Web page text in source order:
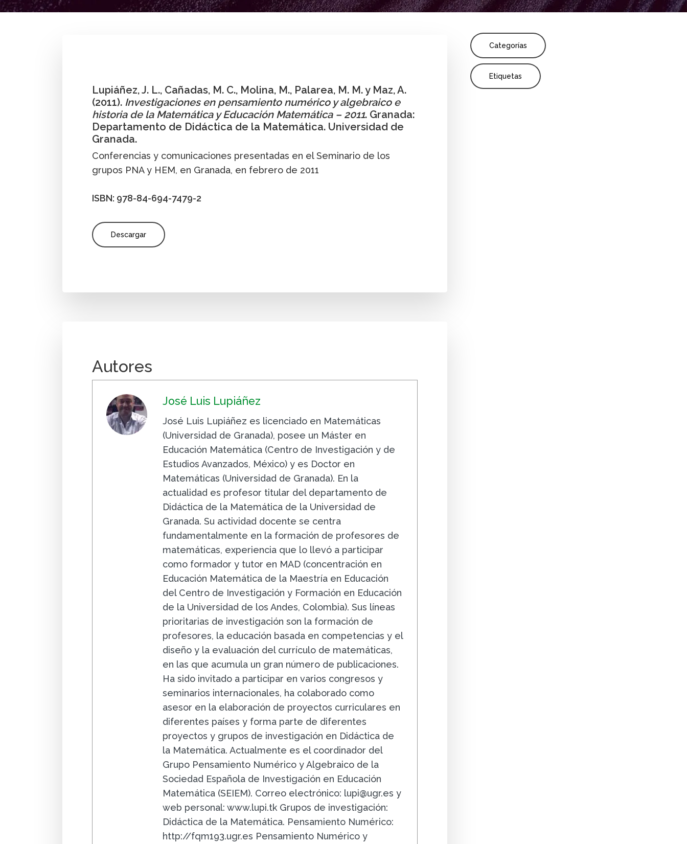
Cambio y relaciones
Lupiáñez, J. L., Cañadas, M. C., Molina, M., Palarea, M. M. y Maz, A.
(2011). Investigaciones en pensamiento numérico y algebraico e
historia de la Matemática y Educación Matemática – 2011. Granada:
Departamento de Didáctica de la Matemática. Universidad de
Granada.
Conferencias y comunicaciones presentadas en el Seminario de los
grupos PNA y HEM, en Granada, en febrero de 2011
ISBN: 978-84-694-7479-2
Descargar
Autores
José Luis Lupiáñez
José Luis Lupiáñez es licenciado en Matemáticas
(Universidad de Granada), posee un Máster en
Educación Matemática (Centro de Investigación y de
Estudios Avanzados, México) y es Doctor en
Matemáticas (Universidad de Granada). En la
actualidad es profesor titular del departamento de
Didáctica de la Matemática de la Universidad de
Granada. Su actividad docente se centra
fundamentalmente en la formación de profesores de
matemáticas, experiencia que lo llevó a participar
como formador y tutor en MAD (concentración en
Educación Matemática de la Maestría en Educación
del Centro de Investigación y Formación en Educación
de la Universidad de los Andes, Colombia). Sus líneas
prioritarias de investigación son la formación de
profesores, la educación basada en competencias y el
diseño y la evaluación del currículo de matemáticas,
en las que acumula un gran número de publicaciones.
Ha sido invitado a participar en varios congresos y
seminarios internacionales, ha colaborado como
asesor en la elaboración de proyectos curriculares en
diferentes países y forma parte de diferentes
proyectos y grupos de investigación en Didáctica de
la Matemática. Actualmente es el coordinador del
Grupo Pensamiento Numérico y Algebraico de la
Sociedad Española de Investigación en Educación
Matemática (SEIEM). Correo electrónico: lupi@ugr.es y
web personal: www.lupi.tk Grupos de investigación:
Didáctica de la Matemática. Pensamiento Numérico:
http://fqm193.ugr.es Pensamiento Numérico y
Categorías
Etiquetas